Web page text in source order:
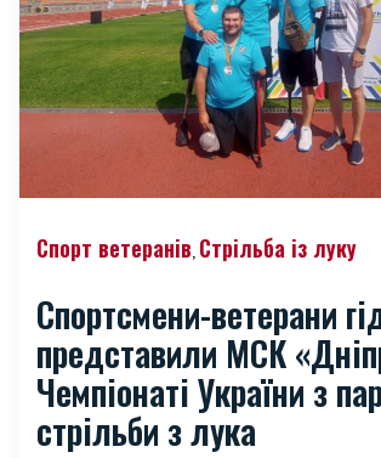
Спорт ветеранів Стрільба із луку
Спортсмени-ветерани
представили МСК
Чемпіонаті України з
стрільби з лука